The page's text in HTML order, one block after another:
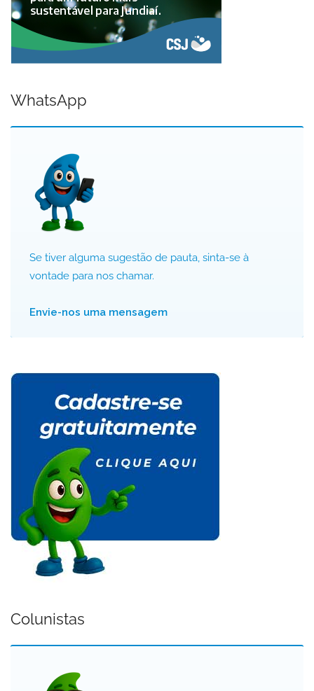
WhatsApp
Se tiver alguma sugestão de pauta, sinta-se à
vontade para nos chamar.
Envie-nos uma mensagem
Colunistas